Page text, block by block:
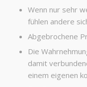
Wenn nur sehr
fühlen andere
Abgebrochene
Die
damit
einem eigenen